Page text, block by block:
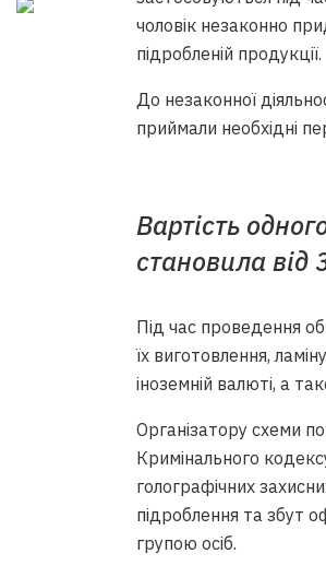
чоловік незаконно
підробленій продукції.
До незаконної
приймали необхідні
Вартість
становила
Під час проведення
їх виготовлення,
іноземній валюті, а
Організатору схеми
Кримінального
голографічних
підроблення та збут
групою осіб.